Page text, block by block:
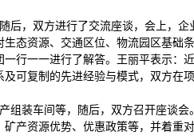
，双方进行了交流座谈，会上，企
态资源、交通区位、物流园区基础
行一一进行了解答。王丽平表示：
可复制的先进经验与模式，双方在
组装车间等，随后，双方召开座谈
产资源优势、优惠政策等，并着重